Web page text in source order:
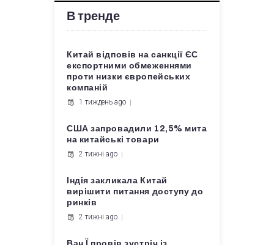
В тренде
Китай відповів на санкції ЄС
експортними обмеженнями
проти низки європейських
компаній
1 тиждень ago
США запровадили 12,5% мита
на китайські товари
2 тижні ago
Індія закликала Китай
вирішити питання доступу до
ринків
2 тижні ago